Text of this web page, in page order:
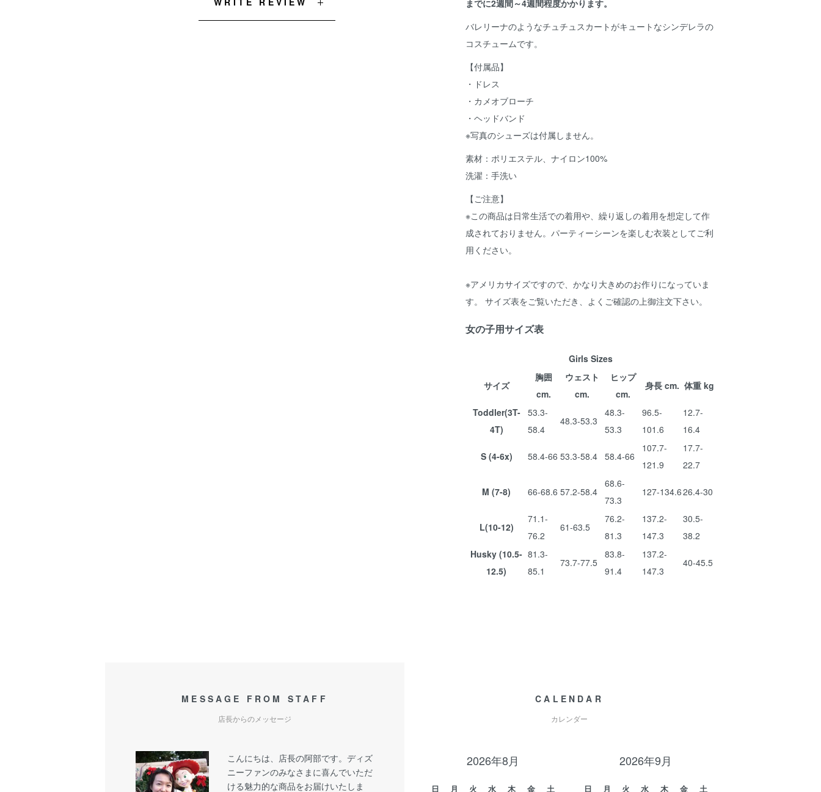
までに2週間～4週間程度かかります。
バレリーナのようなチュチュスカートがキュートなシンデレラの
コスチュームです。
【付属品】
・ドレス
・カメオブローチ
・ヘッドバンド
※写真のシューズは付属しません。
素材：ポリエステル、ナイロン100%
洗濯：手洗い
【ご注意】
※この商品は日常生活での着用や、繰り返しの着用を想定して作
成されておりません。パーティーシーンを楽しむ衣装としてご利
用ください。
※アメリカサイズですので、かなり大きめのお作りになっていま
す。 サイズ表をご覧いただき、よくご確認の上御注文下さい。
女の子用サイズ表
Girls Sizes
サイズ
胸囲
cm.
ウェスト
cm.
ヒップ
cm.
身長 cm. 体重 kg
Toddler(3T-
4T)
53.3-
58.4
48.3-53.3
48.3-
53.3
96.5-
101.6
12.7-
16.4
S (4-6x) 58.4-66 53.3-58.4 58.4-66
107.7-
121.9
17.7-
22.7
M (7-8) 66-68.6 57.2-58.4
68.6-
73.3
127-134.626.4-30
L(10-12)
71.1-
76.2
61-63.5
76.2-
81.3
137.2-
147.3
30.5-
38.2
Husky (10.5-
12.5)
81.3-
85.1
73.7-77.5
83.8-
91.4
137.2-
147.3
40-45.5
MESSAGE FROM STAFF
店長からのメッセージ
こんにちは、店長の阿部です。ディズ
ニーファンのみなさまに喜んでいただ
ける魅力的な商品をお届けいたしま
CALENDAR
カレンダー
2026年8月
日 月 火 水 木 金
土
2026年9月
日 月 火 水 木 金
土